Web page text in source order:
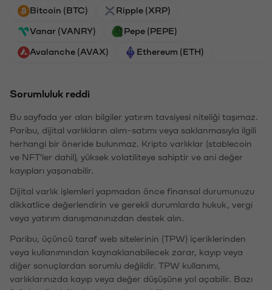
Bitcoin (BTC) Ripple (XRP)
Vanar (VANRY) Pepe (PEPE)
Avalanche (AVAX) Ethereum (ETH)
Sorumluluk reddi
Bu sayfada yer alan bilgiler yatırım tavsiyesi niteliği taşımaz.
Paribu, dijital varlıkların alım-satımı veya saklanmasıyla ilgili
herhangi bir öneride bulunmaz. Kripto varlıklar (stablecoin
ve NFT'ler dahil), yüksek volatiliteye sahiptir ve ani değer
kayıpları yaşanabilir.
Dijital varlık işlemleri yapmadan önce finansal durumunuzu
dikkatlice değerlendirin ve gerekli durumlarda hukuk, vergi
veya yatırım danışmanınızdan destek alın.
Paribu, üçüncü taraf web sitelerinin (TPW) içeriklerinden
veya kullanımından kaynaklanabilecek zarar, kayıp veya
diğer sonuçlardan sorumlu değildir. TPW kullanımı,
varlıklarınızda kayıp veya değer düşüşüne yol açabilir. Bazı